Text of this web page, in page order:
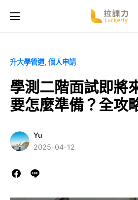
升大學管道 個人申請
學測二階面試即將
要怎麼準備？全攻
Yu
2025-04-12